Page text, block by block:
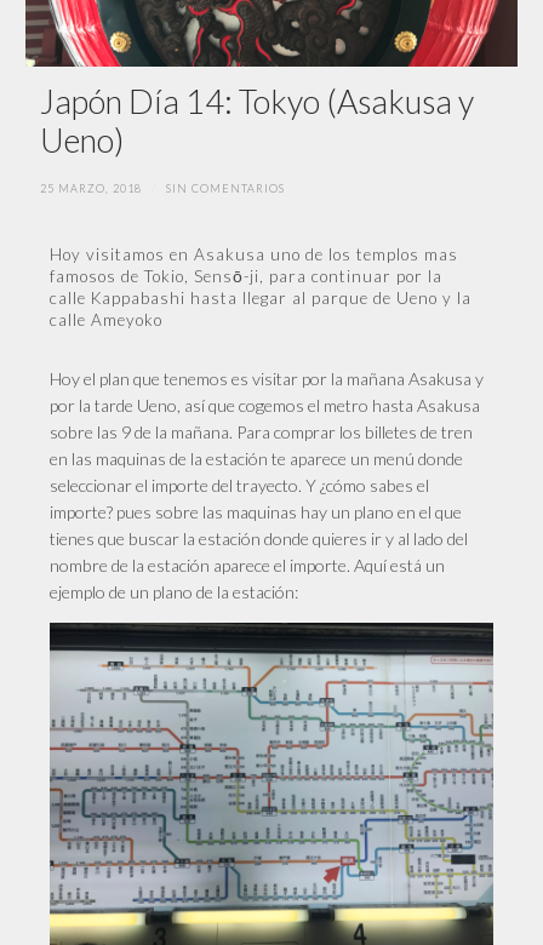
Japón Día 14: Tokyo (Asakusa y
Ueno)
25 MARZO, 2018 SIN COMENTARIOS
Hoy visitamos en Asakusa uno de los templos mas
famosos de Tokio, Sensō-ji, para continuar por la
calle Kappabashi hasta llegar al parque de Ueno y la
calle Ameyoko
Hoy el plan que tenemos es visitar por la mañana Asakusa y
por la tarde Ueno, así que cogemos el metro hasta Asakusa
sobre las 9 de la mañana. Para comprar los billetes de tren
en las maquinas de la estación te aparece un menú donde
seleccionar el importe del trayecto. Y ¿cómo sabes el
importe? pues sobre las maquinas hay un plano en el que
tienes que buscar la estación donde quieres ir y al lado del
nombre de la estación aparece el importe. Aquí está un
ejemplo de un plano de la estación: